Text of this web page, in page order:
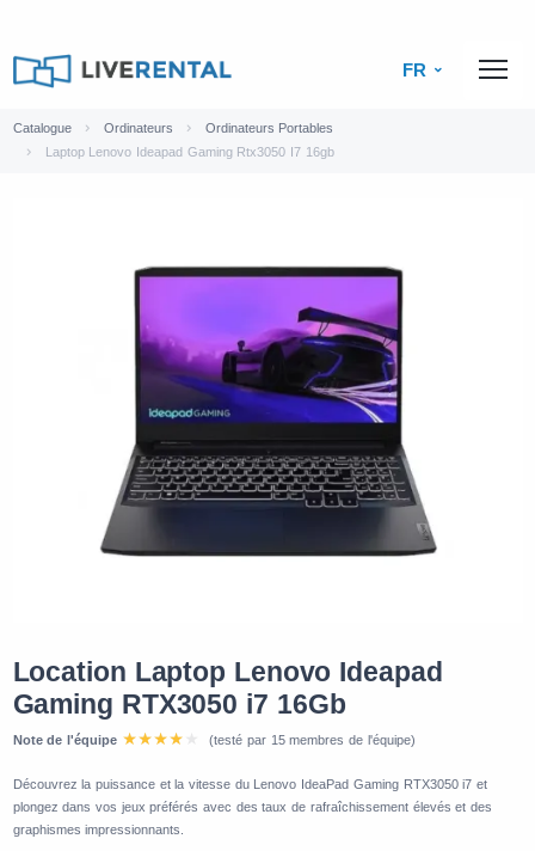
FR
Catalogue Ordinateurs
Ordinateurs Portables
Laptop Lenovo Ideapad Gaming Rtx3050 I7 16gb
Location Laptop Lenovo Ideapad
Gaming RTX3050 i7 16Gb
Note de l'équipe (testé par 15 membres de l'équipe)
Découvrez la puissance et la vitesse du Lenovo IdeaPad Gaming RTX3050 i7 et
plongez dans vos jeux préférés avec des taux de rafraîchissement élevés et des
graphismes impressionnants.